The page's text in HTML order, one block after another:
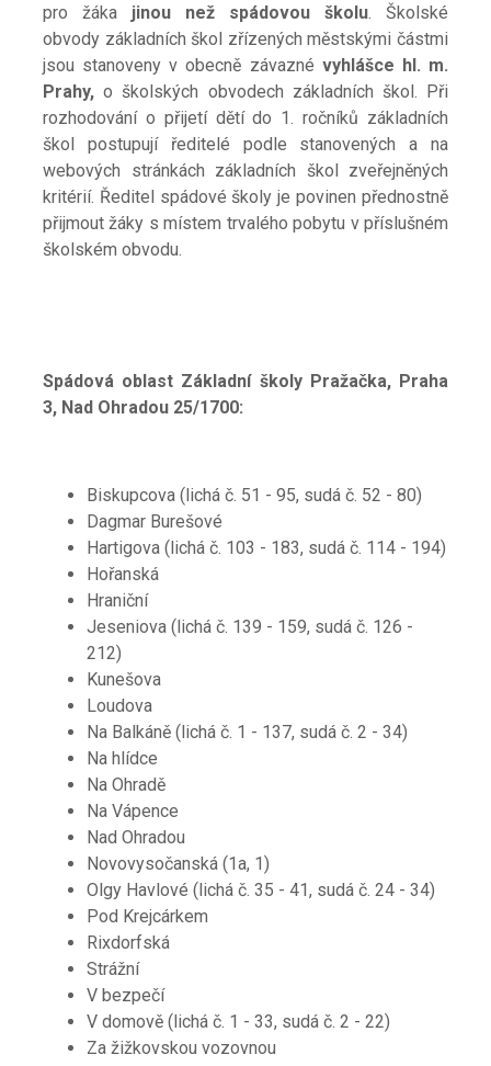
pro žáka jinou než spádovou školu . Školské
obvody základních škol zřízených městskými částmi
jsou stanoveny v obecně závazné vyhlášce hl. m.
Prahy, o školských obvodech základních škol. Při
rozhodování o přijetí dětí do 1. ročníků základních
škol postupují ředitelé podle stanovených a na
webových stránkách základních škol zveřejněných
kritérií. Ředitel spádové školy je povinen přednostně
přijmout žáky s místem trvalého pobytu v příslušném
školském obvodu.
Spádová oblast Základní školy Pražačka, Praha
3, Nad Ohradou 25/1700:
Biskupcova (lichá č. 51 - 95, sudá č. 52 - 80)
Dagmar Burešové
Hartigova (lichá č. 103 - 183, sudá č. 114 - 194)
Hořanská
Hraniční
Jeseniova (lichá č. 139 - 159, sudá č. 126 -
212)
Kunešova
Loudova
Na Balkáně (lichá č. 1 - 137, sudá č. 2 - 34)
Na hlídce
Na Ohradě
Na Vápence
Nad Ohradou
Novovysočanská (1a, 1)
Olgy Havlové (lichá č. 35 - 41, sudá č. 24 - 34)
Pod Krejcárkem
Rixdorfská
Strážní
V bezpečí
V domově (lichá č. 1 - 33, sudá č. 2 - 22)
Za žižkovskou vozovnou